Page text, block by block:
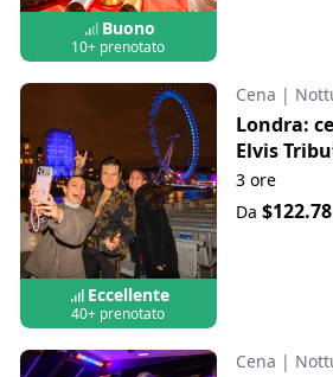
Buono
10+ prenotato
Eccellente
40+ prenotato
Cena |
Londra:
Elvis
3 ore
Da $122.78
Cena |